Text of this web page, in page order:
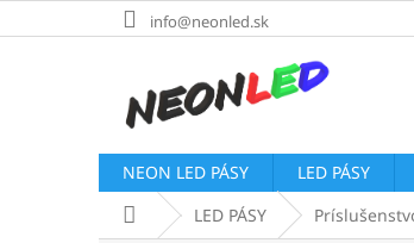
na
info@neonled.sk
NEON LED PÁSY LED PÁSY
DomovLED PÁSY